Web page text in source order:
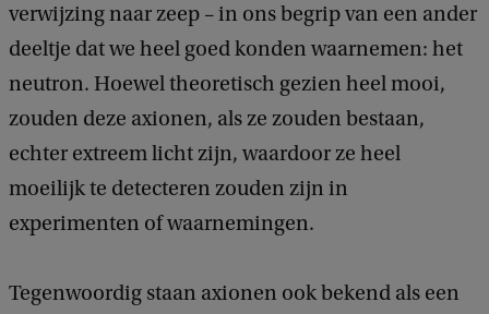
verwijzing naar zeep – in ons begrip van een ander
deeltje dat we heel goed konden waarnemen: het
neutron. Hoewel theoretisch gezien heel mooi,
zouden deze axionen, als ze zouden bestaan,
echter extreem licht zijn, waardoor ze heel
moeilijk te detecteren zouden zijn in
experimenten of waarnemingen.
Tegenwoordig staan ​​axionen ook bekend als een